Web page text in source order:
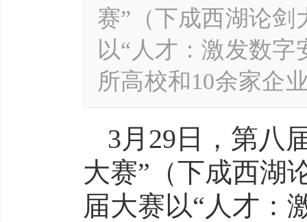
赛”（下成西湖论
以“人才：激发数
所高校和10余家企
3月29日，第八
大赛”（下成西湖
届大赛以“人才：